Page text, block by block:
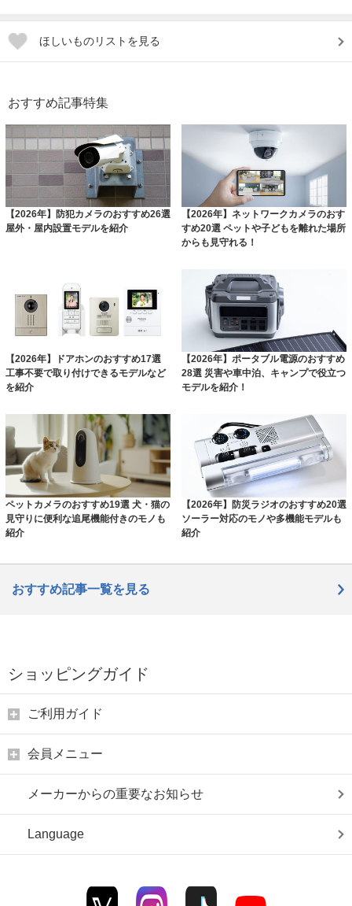
ほしいものリストを見る
おすすめ記事特集
【2026年】防犯カメラのおすすめ26選
屋外・屋内設置モデルを紹介
【2026年】ネットワークカメラのおす
すめ20選 ペットや子どもを離れた場所
からも見守れる！
【2026年】ドアホンのおすすめ17選
工事不要で取り付けできるモデルなど
を紹介
【2026年】ポータブル電源のおすすめ
28選 災害や車中泊、キャンプで役立つ
モデルを紹介！
ペットカメラのおすすめ19選 犬・猫の
見守りに便利な追尾機能付きのモノも
紹介
【2026年】防災ラジオのおすすめ20選
ソーラー対応のモノや多機能モデルも
紹介
おすすめ記事一覧を見る
ショッピングガイド
ご利用ガイド
会員メニュー
メーカーからの重要なお知らせ
Language